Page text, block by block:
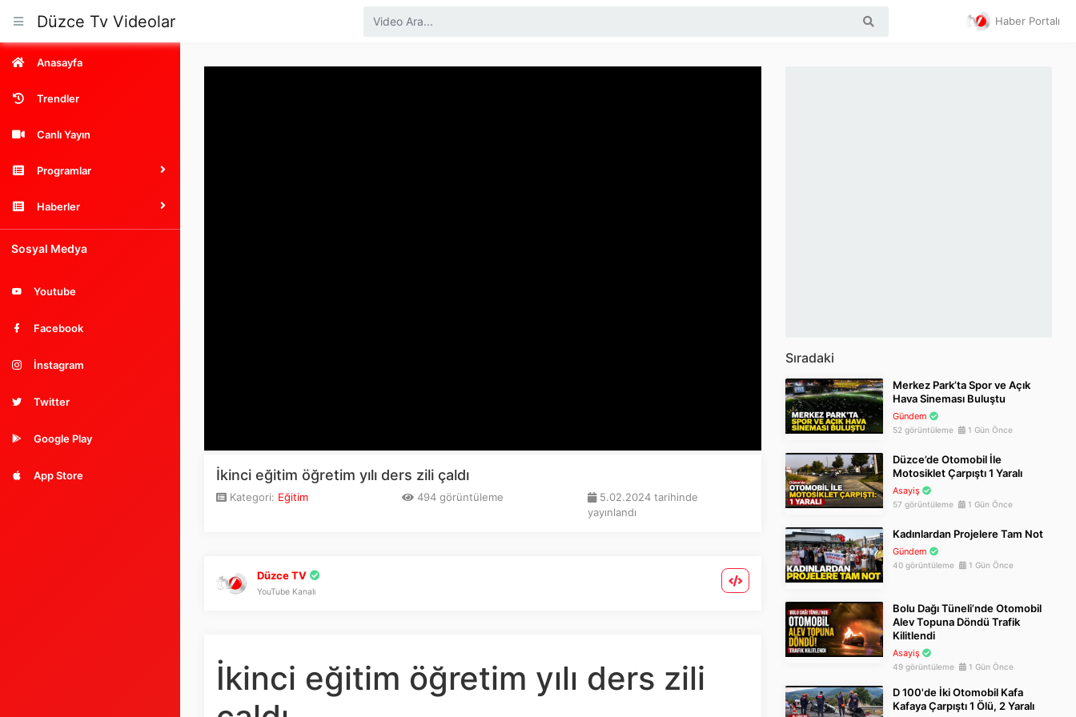
Düzce Tv Videolar Haber Portalı
Anasayfa
Trendler
Canlı Yayın
Programlar
Haberler
Sosyal Medya
Youtube
Facebook
İnstagram
Twitter
Google Play
App Store İkinci eğitim öğretim yılı ders zili çaldı
Kategori: Eğitim 494 görüntüleme
5.02.2024 tarihinde
yayınlandı
Düzce TV
YouTube Kanalı
İkinci eğitim öğretim yılı ders zili
Sıradaki
Merkez Park’ta Spor ve Açık
Hava Sineması Buluştu
Gündem
52 görüntüleme 1 Gün Önce
Düzce’de Otomobil İle
Motosiklet Çarpıştı 1 Yaralı
Asayiş
57 görüntüleme 1 Gün Önce
Kadınlardan Projelere Tam Not
Gündem
40 görüntüleme 1 Gün Önce
Bolu Dağı Tüneli’nde Otomobil
Alev Topuna Döndü Trafik
Kilitlendi
Asayiş
49 görüntüleme 1 Gün Önce
D 100'de İki Otomobil Kafa
Kafaya Çarpıştı 1 Ölü, 2 Yaralı